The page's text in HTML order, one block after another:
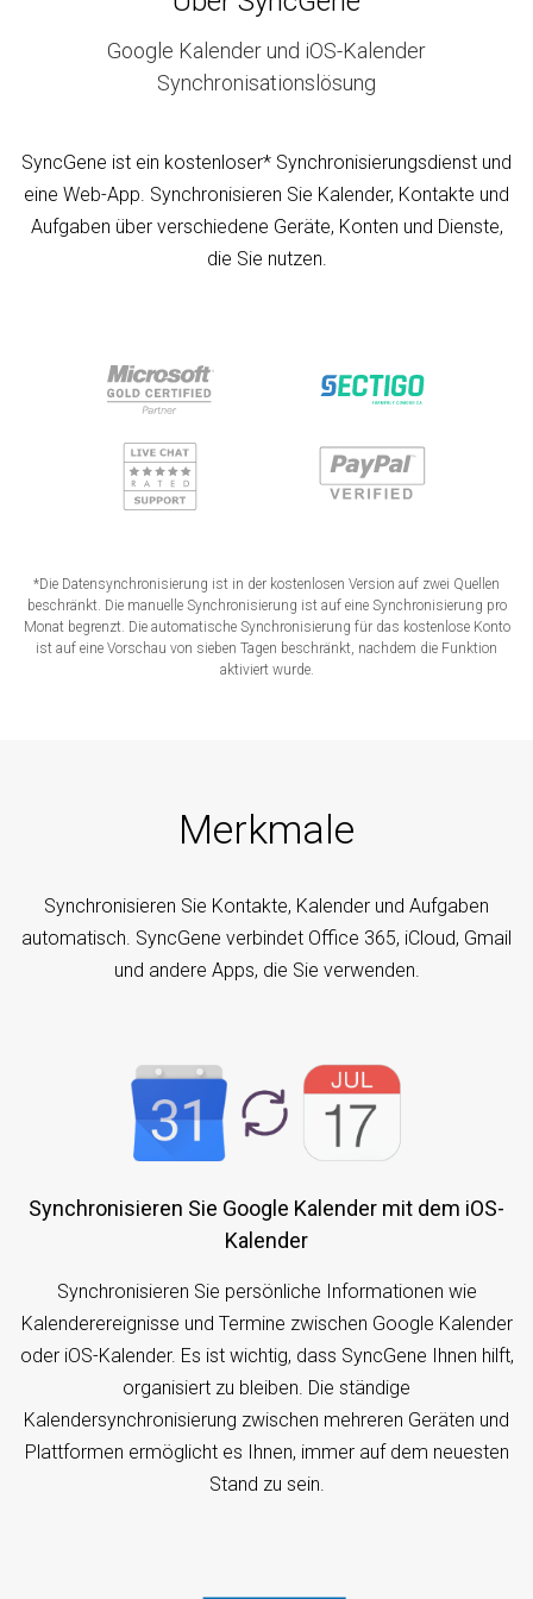
Google Kalender und iOS-Kalender
Synchronisationslösung
SyncGene ist ein kostenloser* Synchronisierungsdienst und
eine Web-App. Synchronisieren Sie Kalender, Kontakte und
Aufgaben über verschiedene Geräte, Konten und Dienste,
die Sie nutzen.
*Die Datensynchronisierung ist in der kostenlosen Version auf zwei Quellen
beschränkt. Die manuelle Synchronisierung ist auf eine Synchronisierung pro
Monat begrenzt. Die automatische Synchronisierung für das kostenlose Konto
ist auf eine Vorschau von sieben Tagen beschränkt, nachdem die Funktion
aktiviert wurde.
Merkmale
Synchronisieren Sie Kontakte, Kalender und Aufgaben
automatisch. SyncGene verbindet Office 365, iCloud, Gmail
und andere Apps, die Sie verwenden.
Synchronisieren Sie Google Kalender mit dem iOS-
Kalender
Synchronisieren Sie persönliche Informationen wie
Kalenderereignisse und Termine zwischen Google Kalender
oder iOS-Kalender. Es ist wichtig, dass SyncGene Ihnen hilft,
organisiert zu bleiben. Die ständige
Kalendersynchronisierung zwischen mehreren Geräten und
Plattformen ermöglicht es Ihnen, immer auf dem neuesten
Stand zu sein.